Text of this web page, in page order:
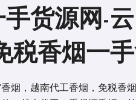
货源网-
税香烟一
烟，越南代工香烟，免税香